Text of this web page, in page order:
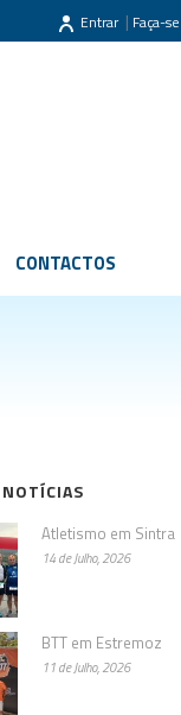
Entrar | Faça-
CONTACTOS
Atletismo em Sintra
14 de Julho, 2026
BTT em Estremoz
11 de Julho, 2026